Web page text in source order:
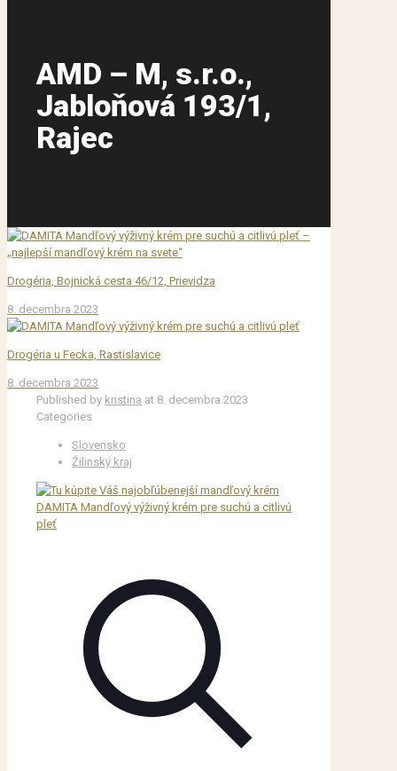
AMD – M, s.r.o.,
Jabloňová 193/1,
Rajec
Drogéria, Bojnická cesta 46/12, Prievidza
8. decembra 2023
Drogéria u Fecka, Rastislavice
8. decembra 2023
Published by kristina at 8. decembra 2023
Categories
Slovensko
Žilinský kraj